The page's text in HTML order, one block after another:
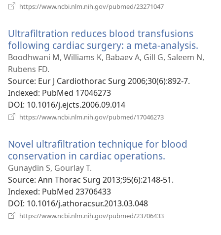
https://www.ncbi.nlm.nih.gov/pubmed/23271047
вікні)
Ultrafiltration reduces blood transfusions
following cardiac surgery: a meta-analysis.
у
Boodhwani M, Williams K, Babaev A, Gill G, Saleem N,
Rubens FD.
Source‎: Eur J Cardiothorac Surg 2006;30(6):892-7.
Indexed‎: PubMed 17046273
DOI‎: 10.1016/j.ejcts.2006.09.014
https://www.ncbi.nlm.nih.gov/pubmed/17046273
вікні)
Novel ultrafiltration technique for blood
conservation in cardiac operations.
новому
Gunaydin S, Gourlay T.
Source‎: Ann Thorac Surg 2013;95(6):2148-51.
Indexed‎: PubMed 23706433
DOI‎: 10.1016/j.athoracsur.2013.03.048
https://www.ncbi.nlm.nih.gov/pubmed/23706433